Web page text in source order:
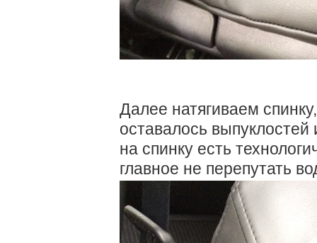
Далее натягиваем
оставалось
на спинку есть
главное не перепутать